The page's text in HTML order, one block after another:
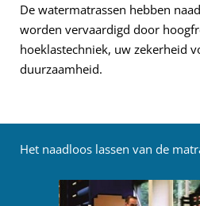
De watermatrassen hebben
worden vervaardigd door
hoeklastechniek, uw zekerheid
duurzaamheid.
Het naadloos lassen van de